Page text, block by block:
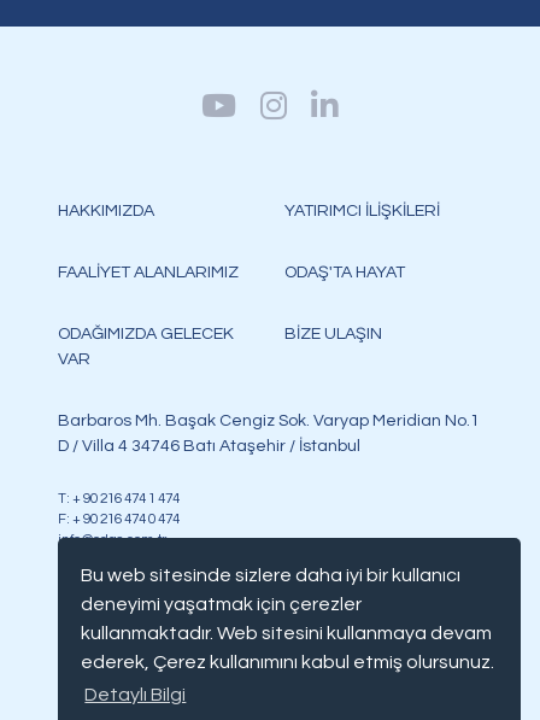
Bu web sitesinde sizlere daha iyi bir kullanıcı
deneyimi yaşatmak için çerezler
kullanmaktadır. Web sitesini kullanmaya devam
ederek, Çerez kullanımını kabul etmiş olursunuz.
Detaylı Bilgi
HAKKIMIZDA
FAALİYET ALANLARIMIZ
ODAĞIMIZDA GELECEK
VAR
YATIRIMCI İLİŞKİLERİ
ODAŞ'TA HAYAT
BİZE ULAŞIN
Barbaros Mh. Başak Cengiz Sok. Varyap Meridian No.1
D / Villa 4 34746 Batı Ataşehir / İstanbul
T: + 90 216 474 1 474
F: + 90 216 474 0 474
info@odas.com.tr
Copyright @ Odaş, tüm hakları saklıdır